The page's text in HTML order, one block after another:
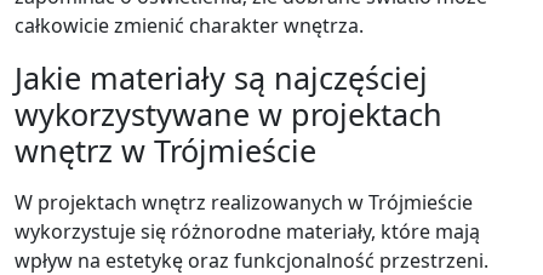
całkowicie zmienić charakter wnętrza.
Jakie materiały są najczęściej
wykorzystywane w projektach
wnętrz w Trójmieście
W projektach wnętrz realizowanych w Trójmieście
wykorzystuje się różnorodne materiały, które mają
wpływ na estetykę oraz funkcjonalność przestrzeni.